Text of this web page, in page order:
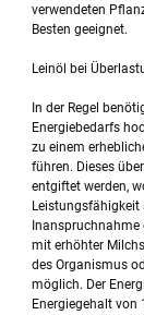
verwendeten
Besten geeignet.
Leinöl bei
In der Regel
Energiebedarfs
zu einem
führen. Dieses
entgiftet werden,
Leistungsfähigkeit
mit erhöhter
des Organismus
möglich. Der
Energiegehalt von